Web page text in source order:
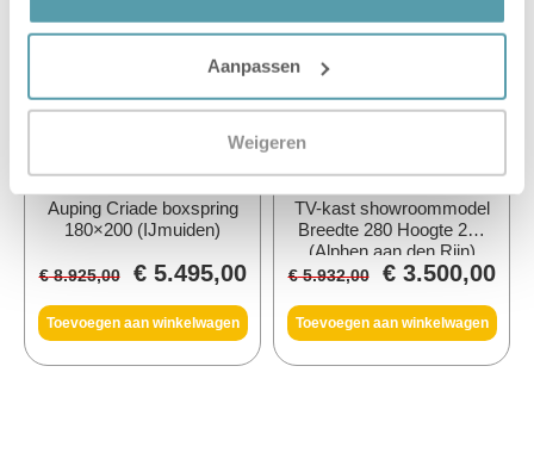
Aanpassen
Weigeren
Auping Criade boxspring
180×200 (IJmuiden)
€8.925,00 €5.495,00
Toevoegen aan winkelwagen
TV-kast showroommodel
Breedte 280 Hoogte 240
(Alphen aan den Rijn)
€5.932,00 €3.500,00
Toevoegen aan winkelwagen